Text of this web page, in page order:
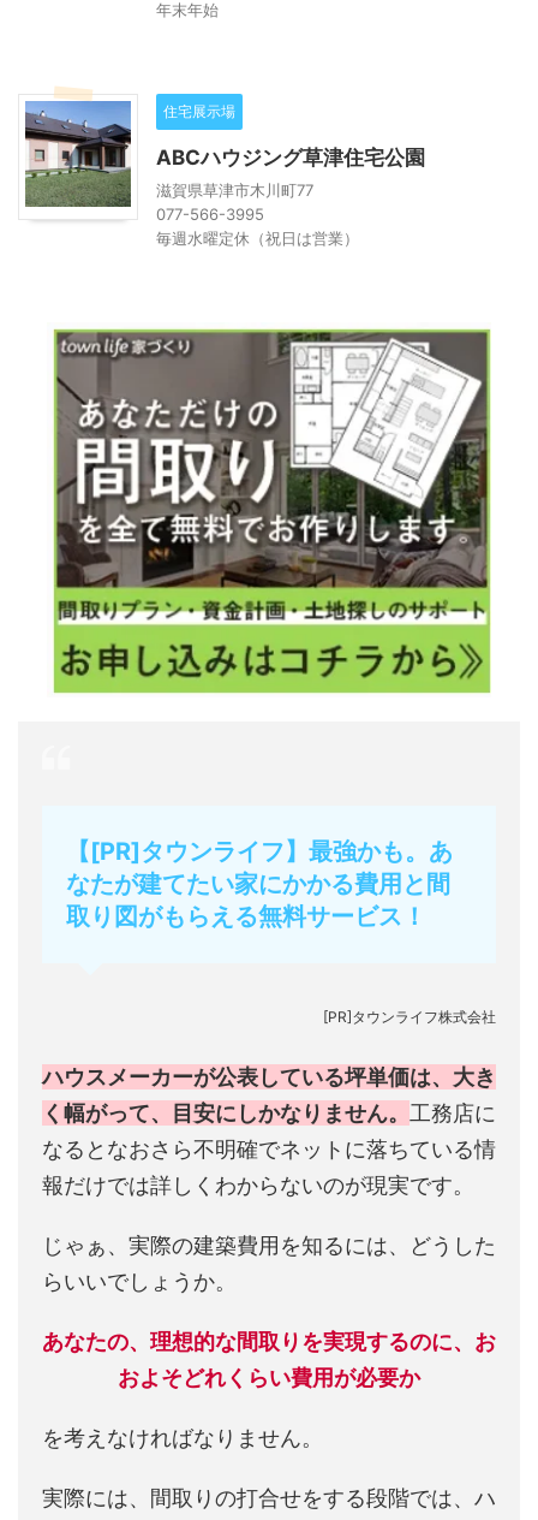
年末年始
住宅展示場
ABCハウジング草津住宅公園
滋賀県草津市木川町77
077-566-3995
毎週水曜定休（祝日は営業）
【[PR]タウンライフ】最強かも。あ
なたが建てたい家にかかる費用と間
取り図がもらえる無料サービス！
[PR]タウンライフ株式会社
ハウスメーカーが公表している坪単価は、大き
く幅がって、目安にしかなりません。 工務店に
なるとなおさら不明確でネットに落ちている情
報だけでは詳しくわからないのが現実です。
じゃぁ、実際の建築費用を知るには、どうした
らいいでしょうか。
あなたの、理想的な間取りを実現するのに、お
およそどれくらい費用が必要か
を考えなければなりません。
実際には、間取りの打合せをする段階では、ハ